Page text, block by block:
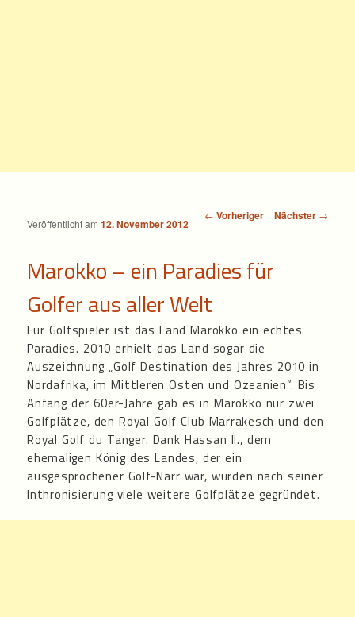
Beitragsnavigation
← Vorheriger Nächster →
Marokko – ein Paradies für
Golfer aus aller Welt
Veröffentlicht am12. November 2012
Für Golfspieler ist das Land Marokko ein echtes
Paradies. 2010 erhielt das Land sogar die
Auszeichnung „Golf Destination des Jahres 2010 in
Nordafrika, im Mittleren Osten und Ozeanien“. Bis
Anfang der 60er-Jahre gab es in Marokko nur zwei
Golfplätze, den Royal Golf Club Marrakesch und den
Royal Golf du Tanger. Dank Hassan II., dem
ehemaligen König des Landes, der ein
ausgesprochener Golf-Narr war, wurden nach seiner
Inthronisierung viele weitere Golfplätze gegründet.